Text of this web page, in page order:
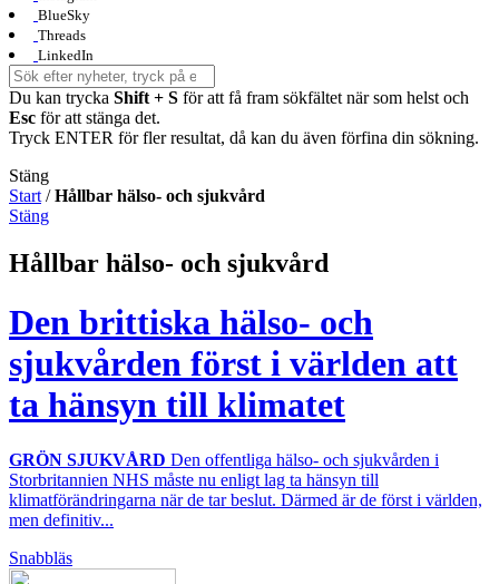
BlueSky
Threads
LinkedIn
Du kan trycka Shift + S för att få fram sökfältet när som helst och
Esc för att stänga det.
Tryck ENTER för fler resultat, då kan du även förfina din sökning.
Stäng
Start /Hållbar hälso- och sjukvård
Stäng
Hållbar hälso- och sjukvård
Den brittiska hälso- och
sjukvården först i världen att
ta hänsyn till klimatet
GRÖN SJUKVÅRD Den offentliga hälso- och sjukvården i
Storbritannien NHS måste nu enligt lag ta hänsyn till
klimatförändringarna när de tar beslut. Därmed är de först i världen,
men definitiv...
Snabbläs